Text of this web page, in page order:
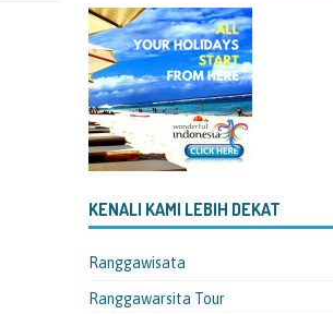
KENALI KAMI LEBIH DEKAT
Ranggawisata
Ranggawarsita Tour